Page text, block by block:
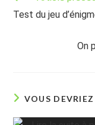
articles
Test du jeu
On
VOUS